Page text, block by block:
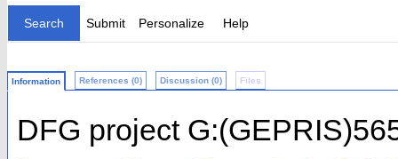
Search Submit Personalize Help
Information References (0) Discussion (0) Files
DFG project